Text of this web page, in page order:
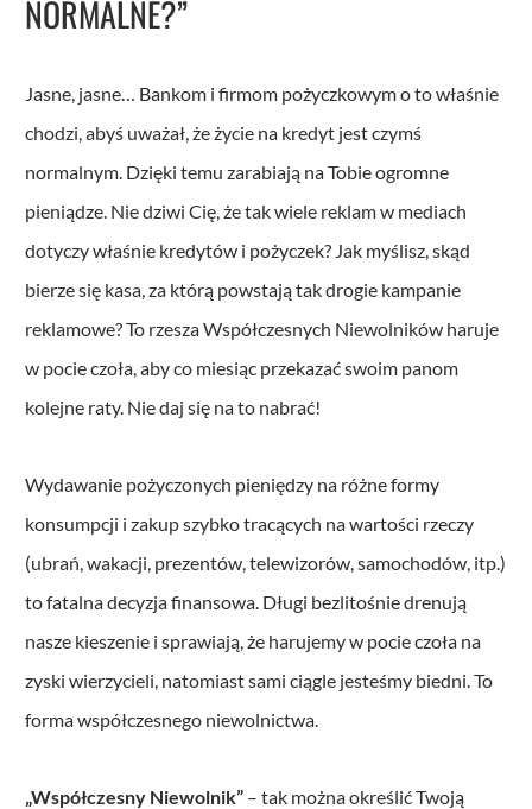
NORMALNE?”​
Jasne, jasne… Bankom i firmom pożyczkowym o to właśnie
chodzi, abyś uważał, że życie na kredyt jest czymś
normalnym. Dzięki temu zarabiają na Tobie ogromne
pieniądze. Nie dziwi Cię, że tak wiele reklam w mediach
dotyczy właśnie kredytów i pożyczek? Jak myślisz, skąd
bierze się kasa, za którą powstają tak drogie kampanie
reklamowe? To rzesza Współczesnych Niewolników haruje
w pocie czoła, aby co miesiąc przekazać swoim panom
kolejne raty. Nie daj się na to nabrać!
Wydawanie pożyczonych pieniędzy na różne formy
konsumpcji i zakup szybko tracących na wartości rzeczy
(ubrań, wakacji, prezentów, telewizorów, samochodów, itp.)
to fatalna decyzja finansowa. Długi bezlitośnie drenują
nasze kieszenie i sprawiają, że harujemy w pocie czoła na
zyski wierzycieli, natomiast sami ciągle jesteśmy biedni. To
forma współczesnego niewolnictwa.
„Współczesny Niewolnik” – tak można określić Twoją